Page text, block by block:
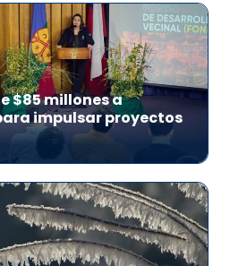
$85 millones a
impulsar proyectos